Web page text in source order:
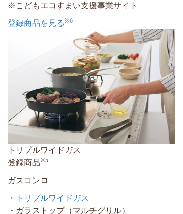
※こどもエコすまい支援事業サイト
登録商品を見る※6
トリプルワイドガス
登録商品※5
ガスコンロ
・
トリプルワイドガス
・ガラストップ（マルチグリル）